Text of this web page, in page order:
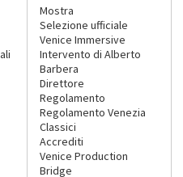
Mostra
Selezione ufficiale
Venice Immersive
Intervento di Alberto
Barbera
Direttore
Regolamento
Regolamento Venezia
Classici
Accrediti
Venice Production
Bridge